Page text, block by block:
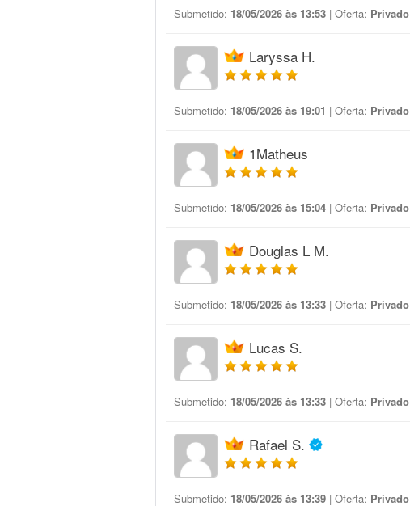
Submetido: 18/05/2026 às 13:53 | Oferta: Privado
Laryssa H.
Submetido: 18/05/2026 às 19:01 | Oferta: Privado
1Matheus
Submetido: 18/05/2026 às 15:04 | Oferta: Privado
Douglas L M.
Submetido: 18/05/2026 às 13:33 | Oferta: Privado
Lucas S.
Submetido: 18/05/2026 às 13:33 | Oferta: Privado
Rafael S.
Submetido: 18/05/2026 às 13:39 | Oferta: Privado